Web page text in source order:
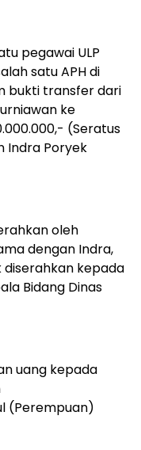
pegawai ULP
satu APH di
bukti transfer dari
ke
(Seratus
Indra Poryek
oleh
dengan Indra,
kepada
Bidang Dinas
uang kepada
(Perempuan)